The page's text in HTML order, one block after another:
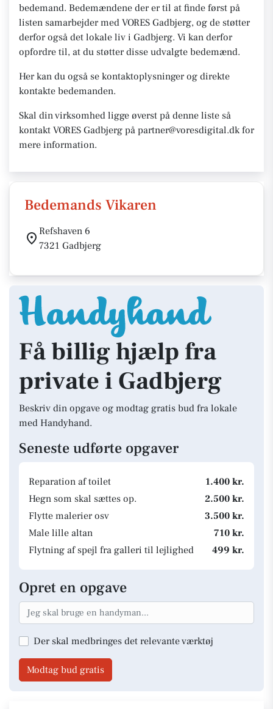
bedemand. Bedemændene der er til at finde først på
listen samarbejder med VORES Gadbjerg, og de støtter
derfor også det lokale liv i Gadbjerg. Vi kan derfor
opfordre til, at du støtter disse udvalgte bedemænd.
Her kan du også se kontaktoplysninger og direkte
kontakte bedemanden.
Skal din virksomhed ligge øverst på denne liste så
kontakt VORES Gadbjerg på partner@voresdigital.dk for
mere information.
Bedemands Vikaren
Refshaven 6
7321 Gadbjerg
Få billig hjælp fra
private i Gadbjerg
Beskriv din opgave og modtag gratis bud fra lokale
med Handyhand.
Seneste udførte opgaver
Reparation af toilet
1.400 kr.
Hegn som skal sættes op.
2.500 kr.
Flytte malerier osv
3.500 kr.
Male lille altan
710 kr.
Flytning af spejl fra galleri til lejlighed
499 kr.
Opret en opgave
Der skal medbringes det relevante værktøj
Modtag bud gratis